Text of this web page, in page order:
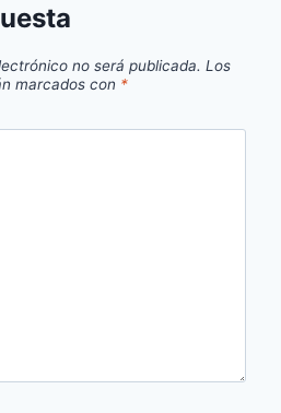
no será publicada. Los
marcados con *